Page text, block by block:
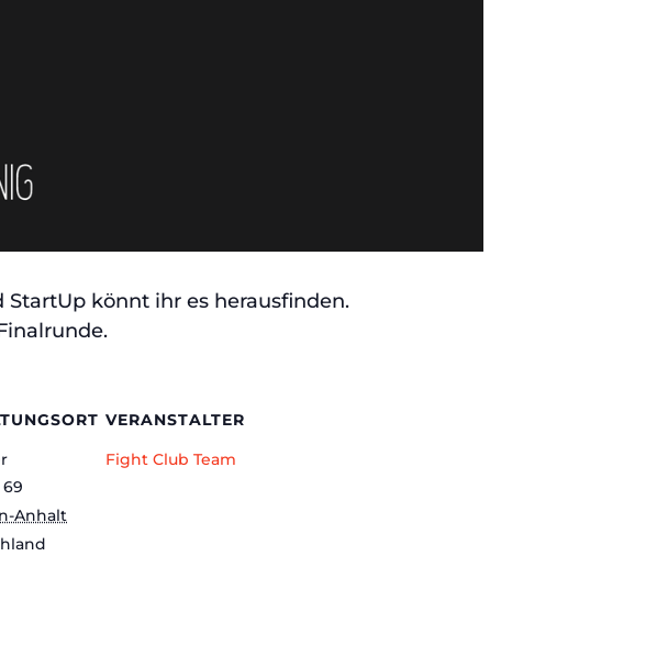
könnt ihr es herausfinden.
Anhalt
VERANSTALTER
Fight Club Team